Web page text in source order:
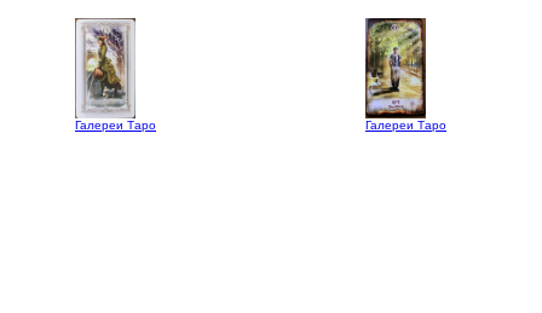
Галереи Таро Галереи Таро